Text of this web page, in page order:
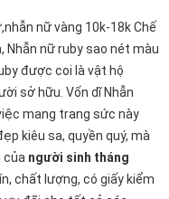
nữ vàng 10k-18k Chế
Nhẫn nữ rubysao nét màu
được coi là vật hộ
sở hữu. Vốn dĩ Nhẫn
mang trang sức này
kiêu sa, quyền quý, mà
của người sinh tháng
chất lượng, có giấy kiểm